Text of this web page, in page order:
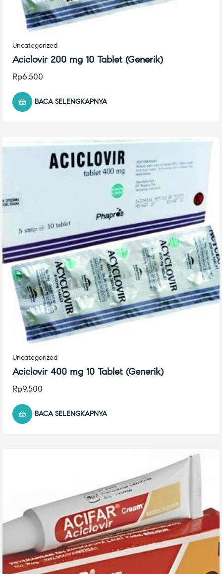
Uncategorized
Aciclovir 200 mg 10 Tablet (Generik)
Rp6.500
BACA SELENGKAPNYA
Uncategorized
Aciclovir 400 mg 10 Tablet (Generik)
Rp9.500
BACA SELENGKAPNYA